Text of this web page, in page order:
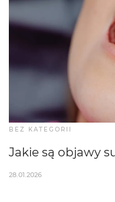
BEZ KATEGORII
Jakie są objawy
28.01.2026